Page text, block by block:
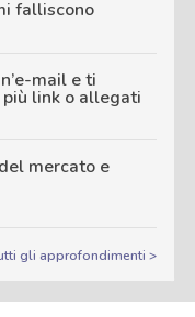
falliscono
mail e ti
link o allegati
mercato e
gli approfondimenti >